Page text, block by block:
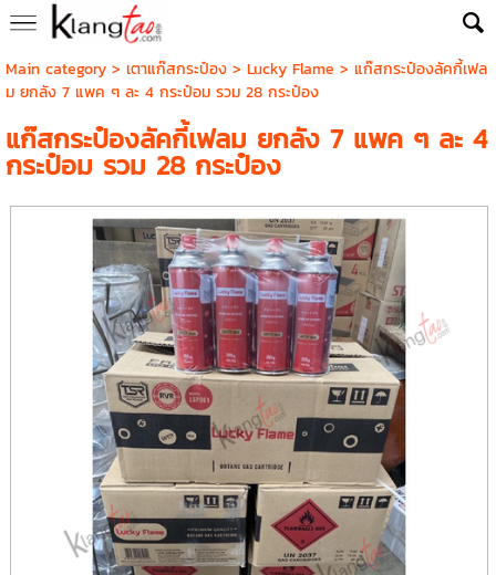
Main category> เตาแก๊สกระป๋อง> Lucky Flame > แก๊สกระป๋องลัคกี้เฟล
ม ยกลัง 7 แพค ๆ ละ 4 กระป๋อม รวม 28 กระป๋อง
แก๊สกระป๋องลัคกี้เฟลม ยกลัง 7 แพค ๆ ละ 4
กระป๋อม รวม 28 กระป๋อง